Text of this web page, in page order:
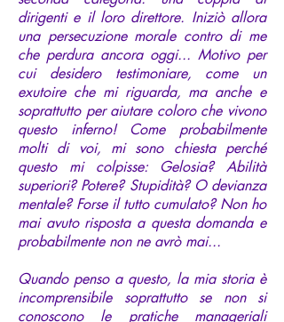
dirigenti e il loro direttore. Iniziò allora
una persecuzione morale contro di me
che perdura ancora oggi... Motivo per
cui desidero testimoniare, come un
exutoire che mi riguarda, ma anche e
soprattutto per aiutare coloro che vivono
questo inferno! Come probabilmente
molti di voi, mi sono chiesta perché
questo mi colpisse: Gelosia? Abilità
superiori? Potere? Stupidità? O devianza
mentale? Forse il tutto cumulato? Non ho
mai avuto risposta a questa domanda e
probabilmente non ne avrò mai...
Quando penso a questo, la mia storia è
incomprensibile soprattutto se non si
conoscono le pratiche manageriali